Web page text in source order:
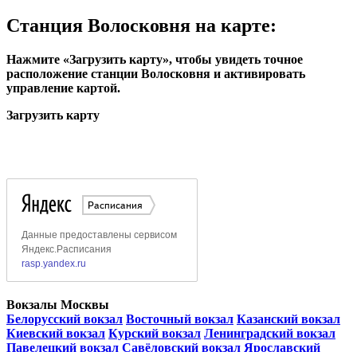
Станция Волосковня на карте:
Нажмите «Загрузить карту», чтобы увидеть точное
расположение станции Волосковня и активировать
управление картой.
Загрузить карту
Вокзалы Москвы
Белорусский вокзал Восточный вокзал Казанский вокзал
Киевский вокзал Курский вокзал Ленинградский вокзал
Павелецкий вокзал Савёловский вокзал Ярославский